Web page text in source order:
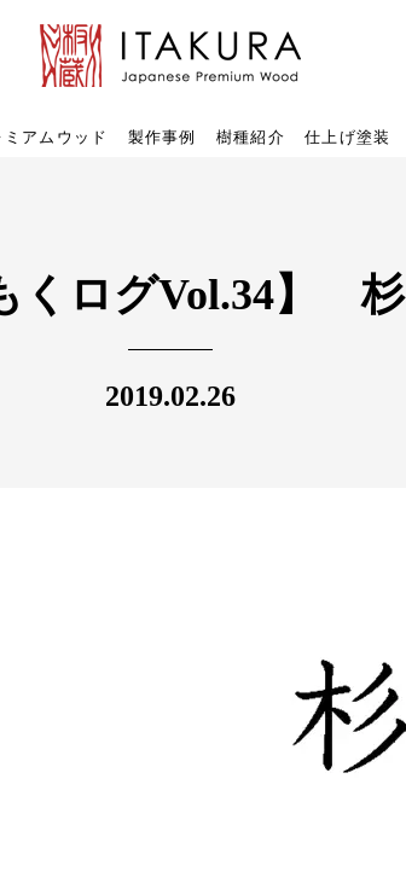
ミアムウッド 製作事例 樹種紹介 仕上げ塗装
くログVol.34】 杉